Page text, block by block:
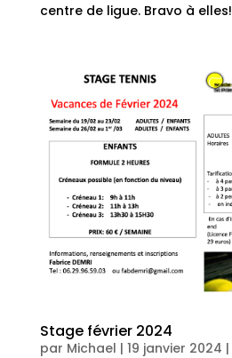
centre de ligue. Bravo à elles!
Stage février 2024
par Michael | 19 janvier 2024 |